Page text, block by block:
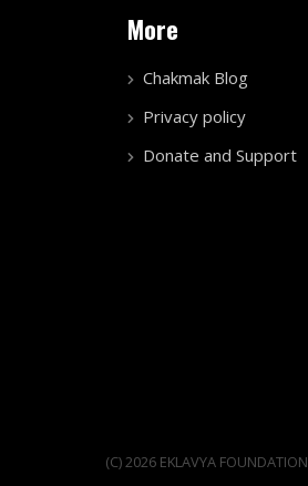
More
Chakmak Blog
Privacy policy
Donate and Support
(C) 2026 EKLAVYA FOUNDATION